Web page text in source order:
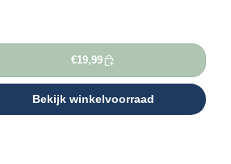
€19,99
Bekijk winkelvoorraad